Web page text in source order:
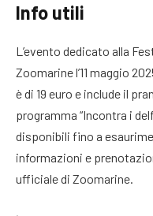
Info utili
L’evento dedicato alla
Zoomarine l’11 maggio
è di 19 euro e include il
programma “Incontra i
disponibili fino a
informazioni e
ufficiale di Zoomarine.